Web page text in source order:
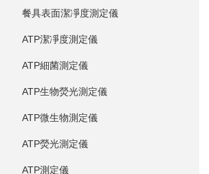
餐具表面潔凈度測定儀
ATP潔凈度測定儀
ATP細菌測定儀
ATP生物熒光測定儀
ATP微生物測定儀
ATP熒光測定儀
ATP測定儀